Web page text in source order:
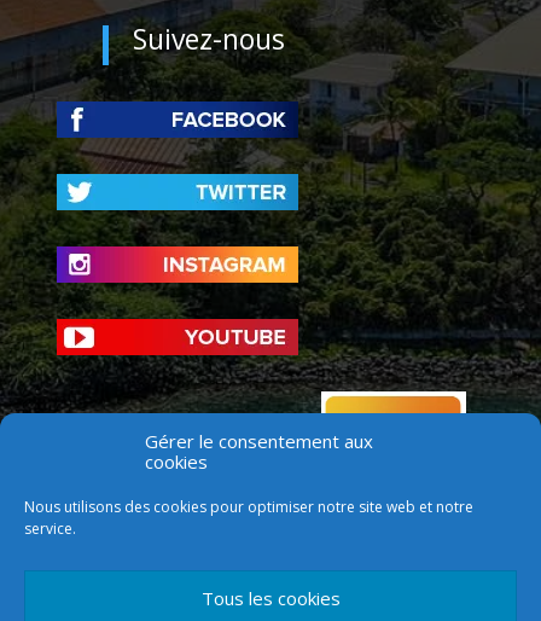
Gérer le consentement aux
cookies
Nous utilisons des cookies pour optimiser notre site web et notre
service.
Tous les cookies
Suivez-nous